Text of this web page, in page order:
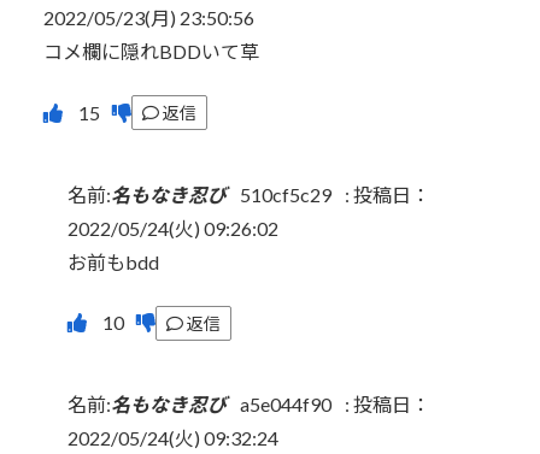
2022/05/23(月) 23:50:56
コメ欄に隠れBDDいて草
返信
名前:名もなき忍び 510cf5c29 : 投稿日：
2022/05/24(火) 09:26:02
お前もbdd
返信
名前:名もなき忍び a5e044f90 : 投稿日：
2022/05/24(火) 09:32:24